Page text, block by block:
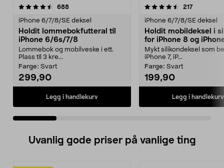
688anmeldelser
iPhone 6/7/8/SE deksel
Holdit lommebokfutteral til
iPhone 6/6s/7/8
Lommebok og mobilveske i ett.
Plass til 3 kre...
Farge: Svart
299,90
Legg i handlekurv
4.5 av 5 stjerner 217
iPhone 6/7/8/SE deksel
Holdit mobildeksel i
for iPhone 8 og
2020
Mykt silikondeksel som
iPhone 7, iP...
Farge: Svart
199,90
Legg i handlekurv
4.5 av 5 stjerner
Uvanlig gode priser på vanlige ting